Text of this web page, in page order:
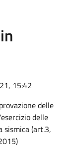
15:42
delle
delle
(art.3,